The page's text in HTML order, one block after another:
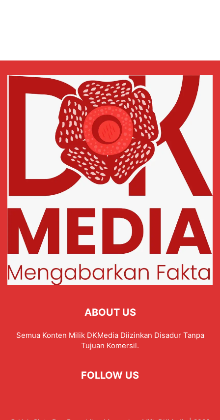
ABOUT US
Semua Konten Milik DKMedia Diizinkan Disadur Tanpa
Tujuan Komersil.
FOLLOW US